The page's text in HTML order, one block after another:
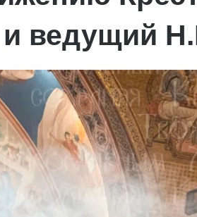
ведущий